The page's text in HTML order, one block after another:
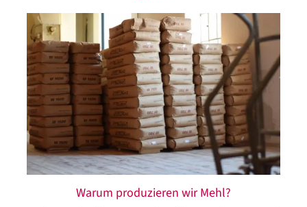
Warum produzieren wir Mehl?